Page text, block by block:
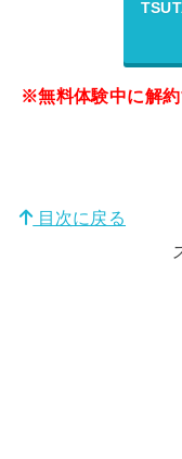
※無料体験中に解約
目次に戻る